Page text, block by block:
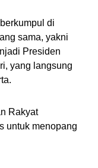
di
sama, yakni
Presiden
yang langsung
Rakyat
untuk menopang